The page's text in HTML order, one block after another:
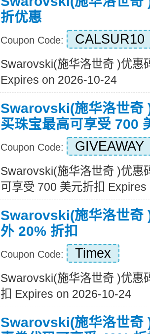
折优惠
Coupon Code: CALSUR10
Swarovski(施华洛世奇 )优惠
Expires on 2026-10-24
Swarovski(施华洛世奇
买珠宝最高可享受 700
Coupon Code: GIVEAWAY
Swarovski(施华洛世奇 )优惠
可享受 700 美元折扣
Swarovski(施华洛世奇
外 20% 折扣
Coupon Code: Timex
Swarovski(施华洛世奇 )优惠
扣 Expires on 2026-10-24
Swarovski(施华洛世奇